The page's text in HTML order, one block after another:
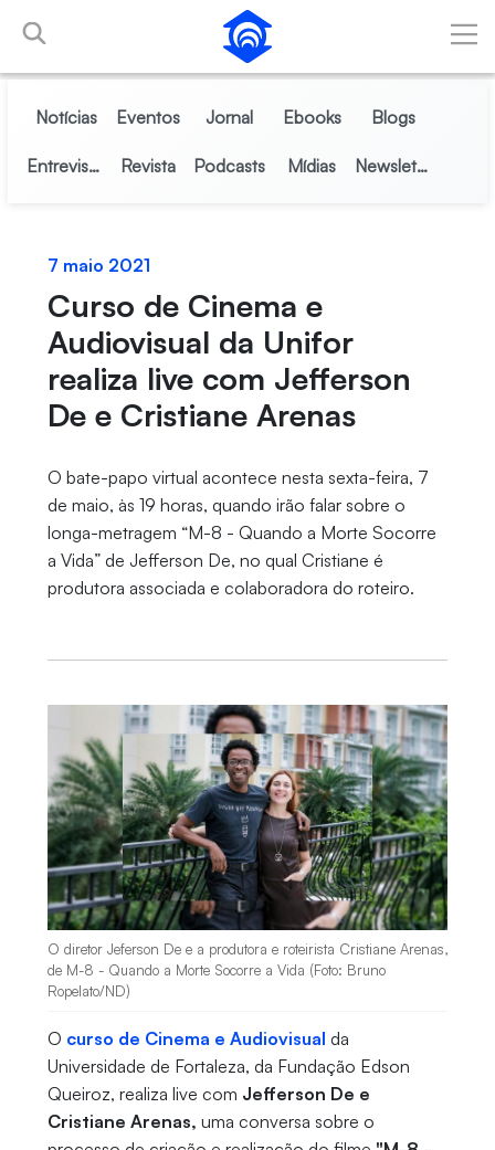
Pular para o Conteúdo principal
Notícias Eventos Jornal Ebooks Blogs
Entrevistas Revista Podcasts Mídias Newsletter
7 maio 2021
Curso de Cinema e
Audiovisual da Unifor
realiza live com Jefferson
De e Cristiane Arenas
O bate-papo virtual acontece nesta sexta-feira, 7
de maio, às 19 horas, quando irão falar sobre o
longa-metragem “M-8 - Quando a Morte Socorre
a Vida” de Jefferson De, no qual Cristiane é
produtora associada e colaboradora do roteiro.
O diretor Jeferson De e a produtora e roteirista Cristiane Arenas,
de M-8 - Quando a Morte Socorre a Vida (Foto: Bruno
Ropelato/ND)
O curso de Cinema e Audiovisual da
Universidade de Fortaleza, da Fundação Edson
Queiroz, realiza live com Jefferson De e
Cristiane Arenas, uma conversa sobre o